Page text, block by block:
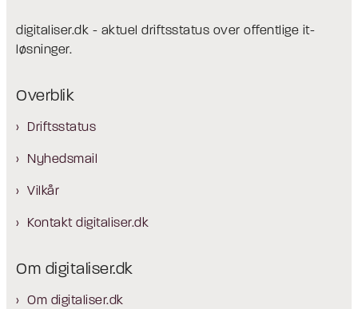
digitaliser.dk - aktuel driftsstatus over offentlige it-
løsninger.
Overblik
Driftsstatus
Nyhedsmail
Vilkår
Kontakt digitaliser.dk
Om digitaliser.dk
Om digitaliser.dk